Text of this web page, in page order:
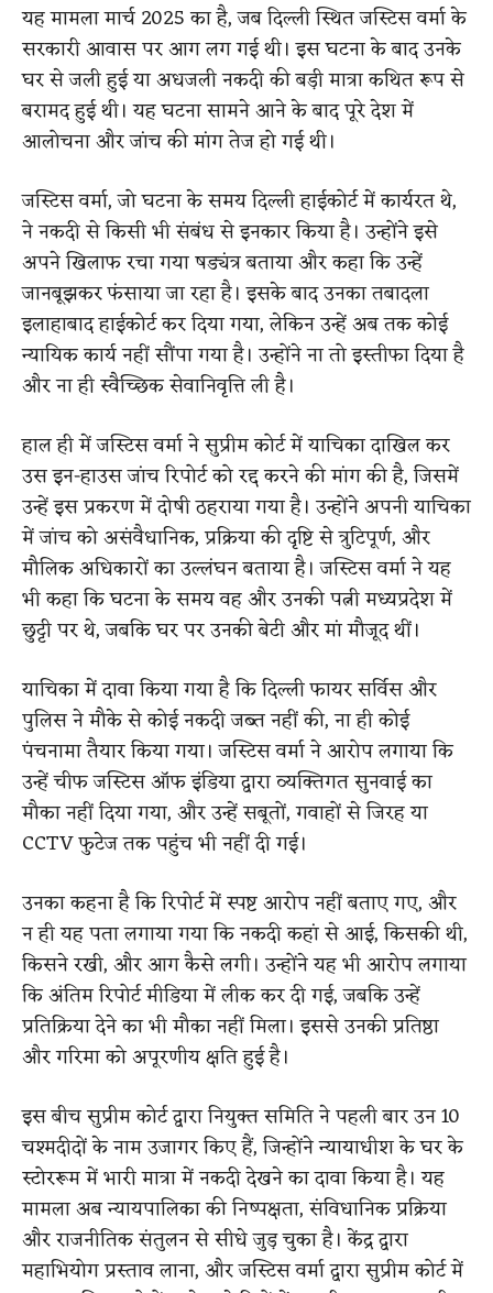
यह मामला मार्च 2025 का है, जब दिल्ली स्थित जस्टिस वर्मा के
सरकारी आवास पर आग लग गई थी। इस घटना के बाद उनके
घर से जली हुई या अधजली नकदी की बड़ी मात्रा कथित रूप से
बरामद हुई थी। यह घटना सामने आने के बाद पूरे देश में
आलोचना और जांच की मांग तेज हो गई थी।
जस्टिस वर्मा, जो घटना के समय दिल्ली हाईकोर्ट में कार्यरत थे,
ने नकदी से किसी भी संबंध से इनकार किया है। उन्होंने इसे
अपने खिलाफ रचा गया षड्यंत्र बताया और कहा कि उन्हें
जानबूझकर फंसाया जा रहा है। इसके बाद उनका तबादला
इलाहाबाद हाईकोर्ट कर दिया गया, लेकिन उन्हें अब तक कोई
न्यायिक कार्य नहीं सौंपा गया है। उन्होंने ना तो इस्तीफा दिया है
और ना ही स्वैच्छिक सेवानिवृत्ति ली है।
हाल ही में जस्टिस वर्मा ने सुप्रीम कोर्ट में याचिका दाखिल कर
उस इन-हाउस जांच रिपोर्ट को रद्द करने की मांग की है, जिसमें
उन्हें इस प्रकरण में दोषी ठहराया गया है। उन्होंने अपनी याचिका
में जांच को असंवैधानिक, प्रक्रिया की दृष्टि से त्रुटिपूर्ण, और
मौलिक अधिकारों का उल्लंघन बताया है। जस्टिस वर्मा ने यह
भी कहा कि घटना के समय वह और उनकी पत्नी मध्यप्रदेश में
छुट्टी पर थे, जबकि घर पर उनकी बेटी और मां मौजूद थीं।
याचिका में दावा किया गया है कि दिल्ली फायर सर्विस और
पुलिस ने मौके से कोई नकदी जब्त नहीं की, ना ही कोई
पंचनामा तैयार किया गया। जस्टिस वर्मा ने आरोप लगाया कि
उन्हें चीफ जस्टिस ऑफ इंडिया द्वारा व्यक्तिगत सुनवाई का
मौका नहीं दिया गया, और उन्हें सबूतों, गवाहों से जिरह या
CCTV फुटेज तक पहुंच भी नहीं दी गई।
उनका कहना है कि रिपोर्ट में स्पष्ट आरोप नहीं बताए गए, और
न ही यह पता लगाया गया कि नकदी कहां से आई, किसकी थी,
किसने रखी, और आग कैसे लगी। उन्होंने यह भी आरोप लगाया
कि अंतिम रिपोर्ट मीडिया में लीक कर दी गई, जबकि उन्हें
प्रतिक्रिया देने का भी मौका नहीं मिला। इससे उनकी प्रतिष्ठा
और गरिमा को अपूरणीय क्षति हुई है।
इस बीच सुप्रीम कोर्ट द्वारा नियुक्त समिति ने पहली बार उन 10
चश्मदीदों के नाम उजागर किए हैं, जिन्होंने न्यायाधीश के घर के
स्टोररूम में भारी मात्रा में नकदी देखने का दावा किया है। यह
मामला अब न्यायपालिका की निष्पक्षता, संविधानिक प्रक्रिया
और राजनीतिक संतुलन से सीधे जुड़ चुका है। केंद्र द्वारा
महाभियोग प्रस्ताव लाना, और जस्टिस वर्मा द्वारा सुप्रीम कोर्ट में